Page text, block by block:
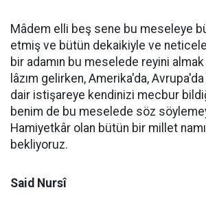
Mâdem elli beş sene bu meseleye
etmiş ve bütün dekaikiyle ve
bir adamın bu meselede reyini
lâzım gelirken, Amerika'da,
dair istişareye kendinizi mecbur
benim de bu meselede söz
Hamiyetkâr olan bütün bir millet
bekliyoruz.
Said Nursî